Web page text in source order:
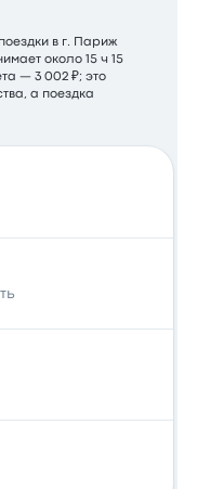
в г. Париж
около 15 ч 15
— 3 002 ₽; это
а поездка